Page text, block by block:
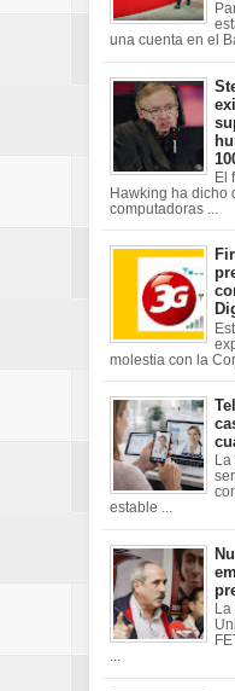
una cuenta en el
El
Hawking ha dicho
computadoras ...
molestia con la
estable ...